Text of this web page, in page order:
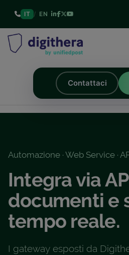
IT / EN
Contattaci
Automazione · Web Service ·
Integra via
documenti e
tempo reale.
I gateway esposti da